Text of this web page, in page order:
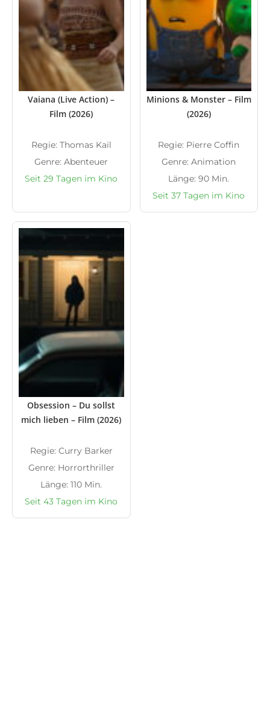
Vaiana (Live Action) –
Film (2026)
Regie: Thomas Kail
Genre: Abenteuer
Seit 29 Tagen im Kino
Minions & Monster – Film
(2026)
Regie: Pierre Coffin
Genre: Animation
Länge: 90 Min.
Seit 37 Tagen im Kino
Obsession – Du sollst
mich lieben – Film (2026)
Regie: Curry Barker
Genre: Horrorthriller
Länge: 110 Min.
Seit 43 Tagen im Kino